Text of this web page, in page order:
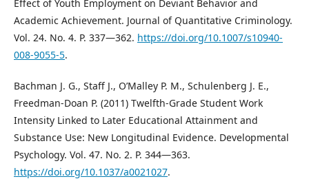
Effect of Youth Employment on Deviant Behavior and
Academic Achievement. Journal of Quantitative Criminology.
Vol. 24. No. 4. P. 337—362. https://doi.org/10.1007/s10940-
008-9055-5.
Bachman J. G., Staff J., O’Malley P. M., Schulenberg J. E.,
Freedman-Doan P. (2011) Twelfth-Grade Student Work
Intensity Linked to Later Educational Attainment and
Substance Use: New Longitudinal Evidence. Developmental
Psychology. Vol. 47. No. 2. P. 344—363.
https://doi.org/10.1037/a0021027.